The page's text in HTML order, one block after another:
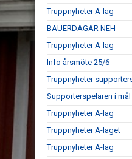
Truppnyheter A-lag
BAUERDAGAR NEH
Truppnyheter A-lag
Info årsmöte 25/6
Truppnyheter
Supporterspelaren i mål
Truppnyheter A-lag
Truppnyheter A-laget
Truppnyheter A-lag